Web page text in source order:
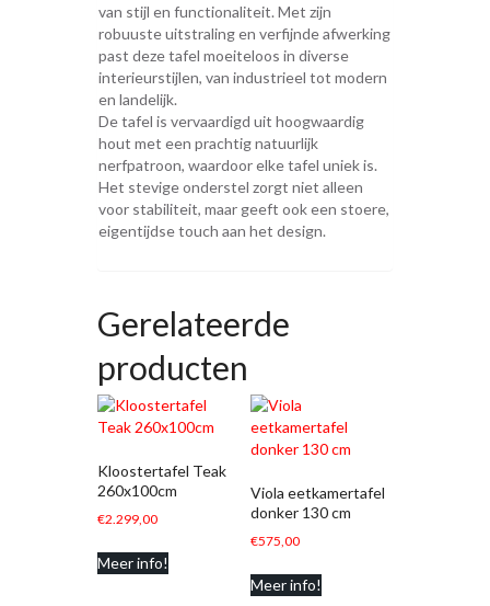
van stijl en functionaliteit. Met zijn
robuuste uitstraling en verfijnde afwerking
past deze tafel moeiteloos in diverse
interieurstijlen, van industrieel tot modern
en landelijk.
De tafel is vervaardigd uit hoogwaardig
hout met een prachtig natuurlijk
nerfpatroon, waardoor elke tafel uniek is.
Het stevige onderstel zorgt niet alleen
voor stabiliteit, maar geeft ook een stoere,
eigentijdse touch aan het design.
Gerelateerde
producten
Kloostertafel Teak
260x100cm
€2.299,00
Meer info!
Viola eetkamertafel
donker 130 cm
€575,00
Meer info!